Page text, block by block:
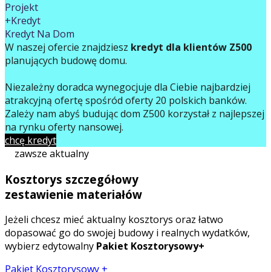
Projekt
+Kredyt
Kredyt Na Dom
W naszej ofercie znajdziesz kredyt dla klientów Z500
planujących budowę domu.
Niezależny doradca wynegocjuje dla Ciebie najbardziej
atrakcyjną ofertę spośród oferty 20 polskich banków.
Zależy nam abyś budując dom Z500 korzystał z najlepszej
na rynku oferty finansowej.
chcę kredyt
zawsze aktualny
Kosztorys szczegółowy
zestawienie materiałów
Jeżeli chcesz mieć aktualny kosztorys oraz łatwo
dopasować go do swojej budowy i realnych wydatków,
wybierz edytowalny Pakiet Kosztorysowy+
Pakiet Kosztorysowy +